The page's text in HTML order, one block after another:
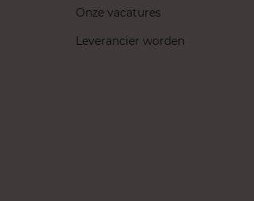
Onze vacatures
Leverancier worden